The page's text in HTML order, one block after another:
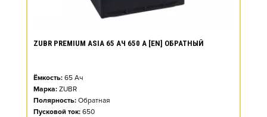
ZUBR PREMIUM ASIA 65 АЧ 650 А [EN] ОБРАТНЫЙ
Ёмкость: 65 Ач
Марка: ZUBR
Полярность: Обратная
Пусковой ток: 650